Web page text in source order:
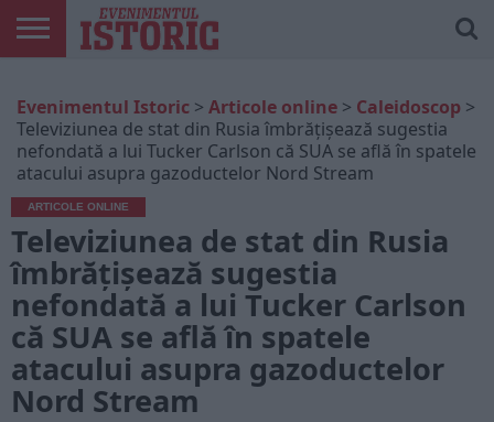
ONLINE
EDIȚII
TIPĂRITE
ISTORIC
PLAY
CONTUL
MEU
Evenimentul Istoric > Articole online > Caleidoscop >
Televiziunea de stat din Rusia îmbrățișează sugestia
nefondată a lui Tucker Carlson că SUA se află în spatele
atacului asupra gazoductelor Nord Stream
ARTICOLE ONLINE
Televiziunea de stat din Rusia
îmbrățișează sugestia
nefondată a lui Tucker Carlson
că SUA se află în spatele
atacului asupra gazoductelor
Nord Stream